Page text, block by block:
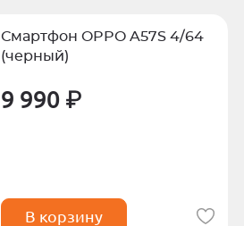
Смартфон OPPO A57S 4/64
(черный)
9 990 ₽
В корзину